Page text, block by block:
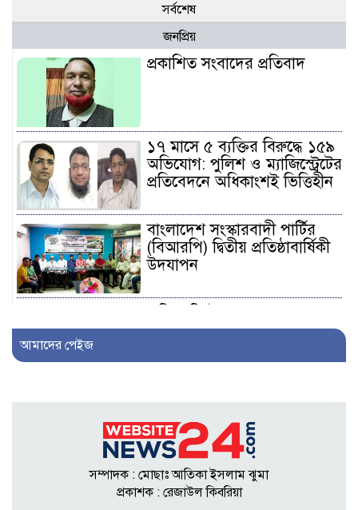
সর্বশেষ
জনপ্রিয়
প্রকাশিত সংবাদের প্রতিবাদ
১৭ মাসে ৫ ব্যক্তির বিরুদ্ধে ১৫৯
অভিযোগ: পুলিশ ও ম্যাজিস্ট্রেটের
প্রতিবেদনে অধিকাংশই ভিত্তিহীন
বাংলাদেশ সংস্কারবাদী পার্টির
(বিআরপি) দ্বিতীয় প্রতিষ্ঠাবার্ষিকী
উদযাপন
ঘোষণার দাবি, আলোচনায়
সম্পাদককে!
শিকলবাহা জলাবদ্ধতা নিরসনে
মাঠে ইউপি সদস্য নুরুল ইসলাম
আমাদের পেইজ
সম্পাদক : মোছাঃ আতিকা ইসলাম ঝুমা
প্রকাশক : রেজাউল কিবরিয়া